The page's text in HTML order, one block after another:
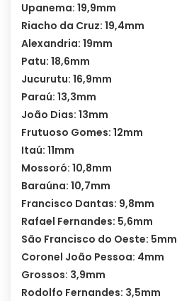
Upanema: 19,9mm
Riacho da Cruz: 19,4mm
Alexandria: 19mm
Patu: 18,6mm
Jucurutu: 16,9mm
Paraú: 13,3mm
João Dias: 13mm
Frutuoso Gomes: 12mm
Itaú: 11mm
Mossoró: 10,8mm
Baraúna: 10,7mm
Francisco Dantas: 9,8mm
Rafael Fernandes: 5,6mm
São Francisco do Oeste: 5mm
Coronel João Pessoa: 4mm
Grossos: 3,9mm
Rodolfo Fernandes: 3,5mm